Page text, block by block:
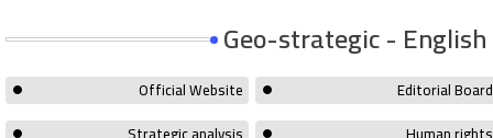
Geo-strategic - English
Official Website
Editorial Board